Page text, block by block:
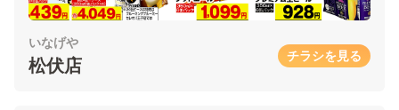
いなげや
松伏店 チラシを見る